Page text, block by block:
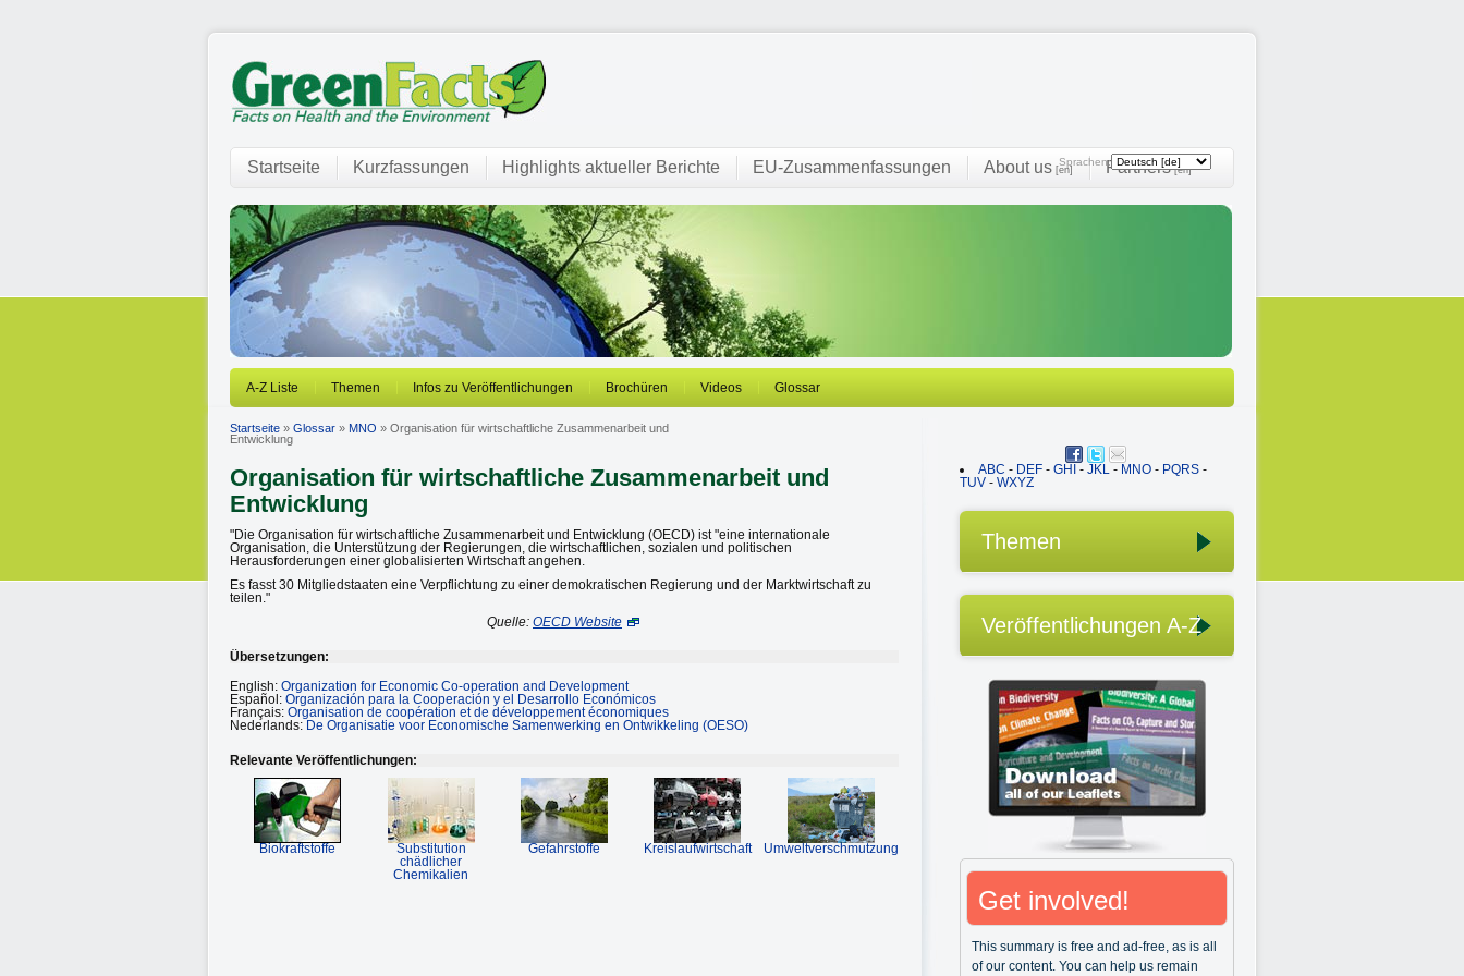
Sprachen:
Startseite Kurzfassungen Highlights aktueller Berichte EU-Zusammenfassungen About us [en] Partners[en]
A-Z Liste Themen Infos zu Veröffentlichungen Brochüren Videos Glossar
Startseite » Glossar » MNO » Organisation für wirtschaftliche Zusammenarbeit und
Entwicklung
Organisation für wirtschaftliche Zusammenarbeit und
Entwicklung
"Die Organisation für wirtschaftliche Zusammenarbeit und Entwicklung (OECD) ist "eine internationale
Organisation, die Unterstützung der Regierungen, die wirtschaftlichen, sozialen und politischen
Herausforderungen einer globalisierten Wirtschaft angehen.
Es fasst 30 Mitgliedstaaten eine Verpflichtung zu einer demokratischen Regierung und der Marktwirtschaft zu
teilen."
Quelle: OECD Website
Übersetzungen:
English: Organization for Economic Co-operation and Development
Español: Organización para la Cooperación y el Desarrollo Económicos
Français: Organisation de coopération et de développement économiques
Nederlands: De Organisatie voor Economische Samenwerking en Ontwikkeling (OESO)
Relevante Veröffentlichungen:
Biokraftstoffe
Substitution
chädlicher
Chemikalien
Gefahrstoffe Kreislaufwirtschaft Umweltverschmutzung
ABC - DEF - GHI - JKL - MNO - PQRS -
TUV - WXYZ
Themen
Veröffentlichungen A-Z
Get involved!
This summary is free and ad-free, as is all
of our content. You can help us remain